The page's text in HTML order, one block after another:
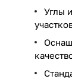
Углы